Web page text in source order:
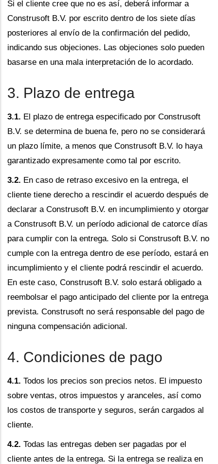
Si el cliente cree que no es así, deberá informar a
Construsoft B.V. por escrito dentro de los siete días
posteriores al envío de la confirmación del pedido,
indicando sus objeciones. Las objeciones solo pueden
basarse en una mala interpretación de lo acordado.
3. Plazo de entrega
3.1. El plazo de entrega especificado por Construsoft
B.V. se determina de buena fe, pero no se considerará
un plazo límite, a menos que Construsoft B.V. lo haya
garantizado expresamente como tal por escrito.
3.2. En caso de retraso excesivo en la entrega, el
cliente tiene derecho a rescindir el acuerdo después de
declarar a Construsoft B.V. en incumplimiento y otorgar
a Construsoft B.V. un período adicional de catorce días
para cumplir con la entrega. Solo si Construsoft B.V. no
cumple con la entrega dentro de ese período, estará en
incumplimiento y el cliente podrá rescindir el acuerdo.
En este caso, Construsoft B.V. solo estará obligado a
reembolsar el pago anticipado del cliente por la entrega
prevista. Construsoft no será responsable del pago de
ninguna compensación adicional.
4. Condiciones de pago
4.1. Todos los precios son precios netos. El impuesto
sobre ventas, otros impuestos y aranceles, así como
los costos de transporte y seguros, serán cargados al
cliente.
4.2. Todas las entregas deben ser pagadas por el
cliente antes de la entrega. Si la entrega se realiza en